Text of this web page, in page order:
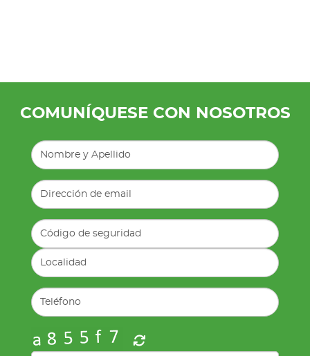
COMUNÍQUESE CON NOSOTROS